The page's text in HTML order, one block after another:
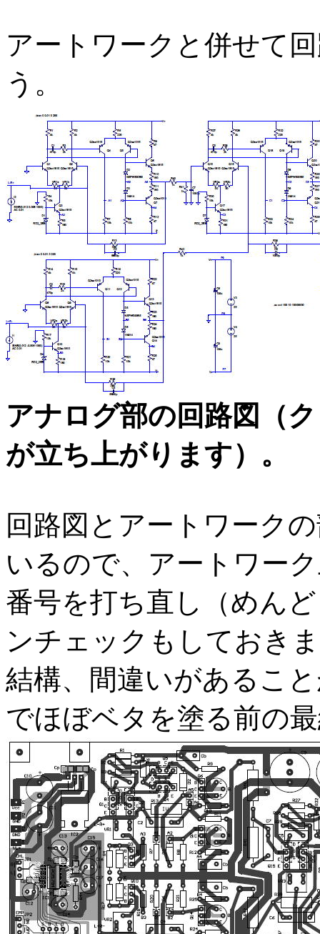
アートワークと併せて
う。
アナログ部の回路図（
が立ち上がります）。
回路図とアートワーク
いるので、アートワー
番号を打ち直し（めん
ンチェックもしておき
結構、間違いがあるこ
でほぼベタを塗る前の